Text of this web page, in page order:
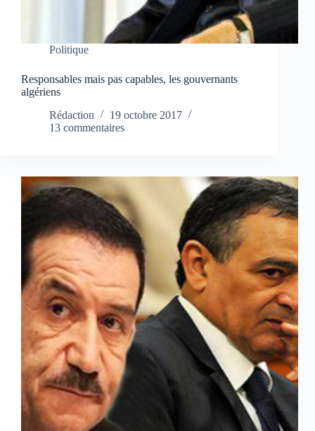
Politique
Responsables mais pas capables, les gouvernants
algériens
Rédaction
19 octobre 2017
13 commentaires